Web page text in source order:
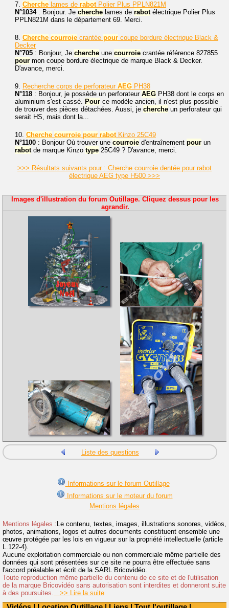
7. Cherche lames de rabotPolier Plus PPLN821M
N°1034: Bonjour. Je cherche lames de rabotélectrique Polier Plus
PPLN821M dans le département 69. Merci.
8. Cherche courroie crantée pour coupe bordure électrique Black &
Decker
N°705 : Bonjour, Je cherche une courroie crantée référence 827855
pour mon coupe bordure électrique de marque Black & Decker.
D'avance, merci.
9. Recherche corps de perforateur AEG PH38
N°118 : Bonjour, je possède un perforateur AEG PH38 dont le corps en
aluminium s'est cassé. Pour ce modèle ancien, il n'est plus possible
de trouver des pièces détachées. Aussi, je cherche un perforateur qui
serait HS, mais dont la...
10. Cherche courroie pour rabotKinzo 25C49
N°1100 : Bonjour Où trouver une courroie d'entraînement pour un
rabotde marque Kinzo type 25C49 ? D'avance, merci.
>>> Résultats suivants pour : Cherche courroie dentée pour rabot
électrique AEG type H500 >>>
Images d'illustration du forum Outillage. Cliquez dessus pour les
agrandir.
Liste des questions
Informations sur le forum Outillage
Informations sur le moteur du forum
Mentions légales
Mentions légales : Le contenu, textes, images, illustrations sonores, vidéos,
photos, animations, logos et autres documents constituent ensemble une
œuvre protégée par les lois en vigueur sur la propriété intellectuelle (article
L.122-4).
Aucune exploitation commerciale ou non commerciale même partielle des
données qui sont présentées sur ce site ne pourra être effectuée sans
l'accord préalable et écrit de la SARL Bricovidéo.
Toute reproduction même partielle du contenu de ce site et de l'utilisation
de la marque Bricovidéo sans autorisation sont interdites et donneront suite
à des poursuites.
>> Lire la suite